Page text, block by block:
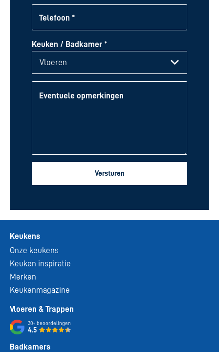
Telefoon *
Keuken / Badkamer *
Eventuele opmerkingen
Versturen
Keukens
Onze keukens
Keuken inspiratie
Merken
Keukenmagazine
Vloeren & Trappen
30+ beoordelingen
4.5
Badkamers